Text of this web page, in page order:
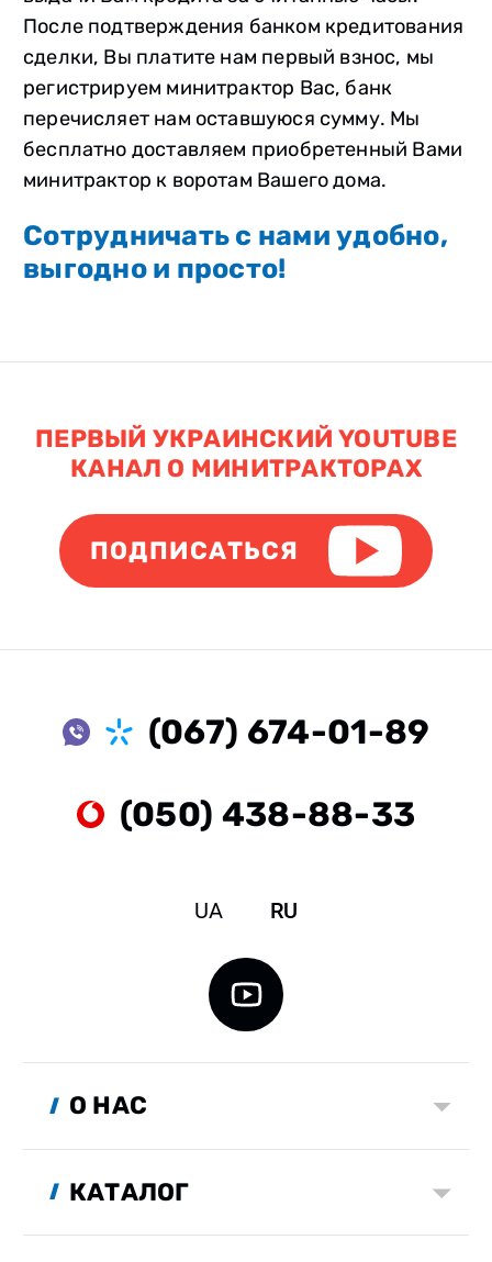
После подтверждения банком кредитования
сделки, Вы платите нам первый взнос, мы
регистрируем минитрактор Вас, банк
перечисляет нам оставшуюся сумму. Мы
бесплатно доставляем приобретенный Вами
минитрактор к воротам Вашего дома.
Сотрудничать с нами удобно,
выгодно и просто!
ПЕРВЫЙ УКРАИНСКИЙ YOUTUBE
КАНАЛ О МИНИТРАКТОРАХ
ПОДПИСАТЬСЯ
(067) 674-01-89
(050) 438-88-33
UA RU
О НАС
КАТАЛОГ